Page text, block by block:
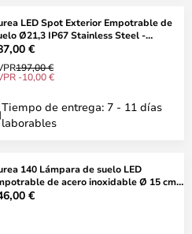
LED Spot Exterior Empotrable de
Ø21,3 IP67 Stainless Steel -
€
197,00 €
-10,00 €
Tiempo de entrega: 7 - 11 días
laborables
140 Lámpara de suelo LED
de acero inoxidable Ø 15 cm -
€